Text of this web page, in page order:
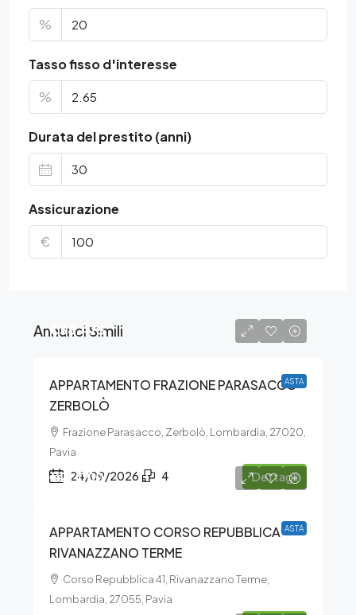
%
Tasso fisso d'interesse
%
Durata del prestito (anni)
Assicurazione
€
Annunci Simili
ASTA
€38.475
APPARTAMENTO FRAZIONE PARASACCO –
ZERBOLÒ
Frazione Parasacco, Zerbolò, Lombardia, 27020,
Pavia
24/09/2026 4 Dettagli
ASTA
€21.000
APPARTAMENTO CORSO REPUBBLICA –
RIVANAZZANO TERME
Corso Repubblica 41, Rivanazzano Terme,
Lombardia, 27055, Pavia